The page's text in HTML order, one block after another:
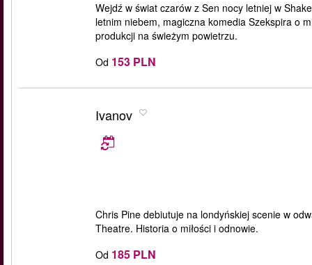
Wejdź w świat czarów z Sen nocy letniej w
letnim niebem, magiczna komedia Szekspira o
produkcji na świeżym powietrzu.
Od 153 PLN
Ivanov
Chris Pine debiutuje na londyńskiej scenie w
Theatre. Historia o miłości i odnowie.
Od 185 PLN